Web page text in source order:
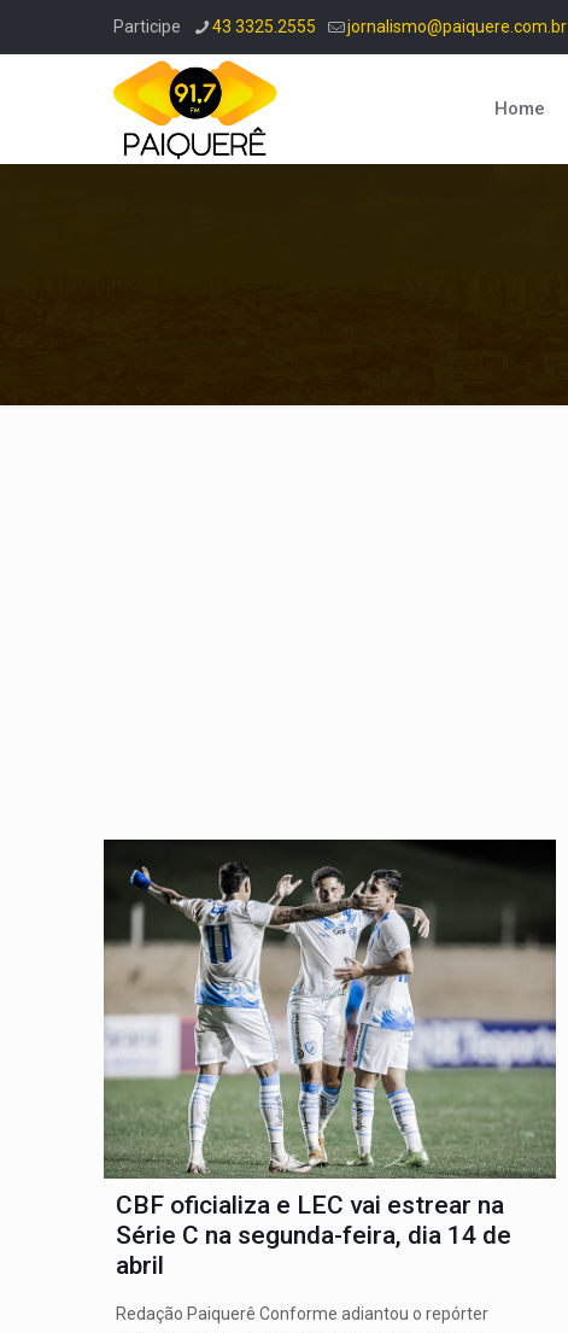
Participe 43 3325.2555 jornalismo@paiquere.com.br
Home
CBF oficializa e LEC vai estrear na
Série C na segunda-feira, dia 14 de
abril
Redação Paiquerê Conforme adiantou o repórter